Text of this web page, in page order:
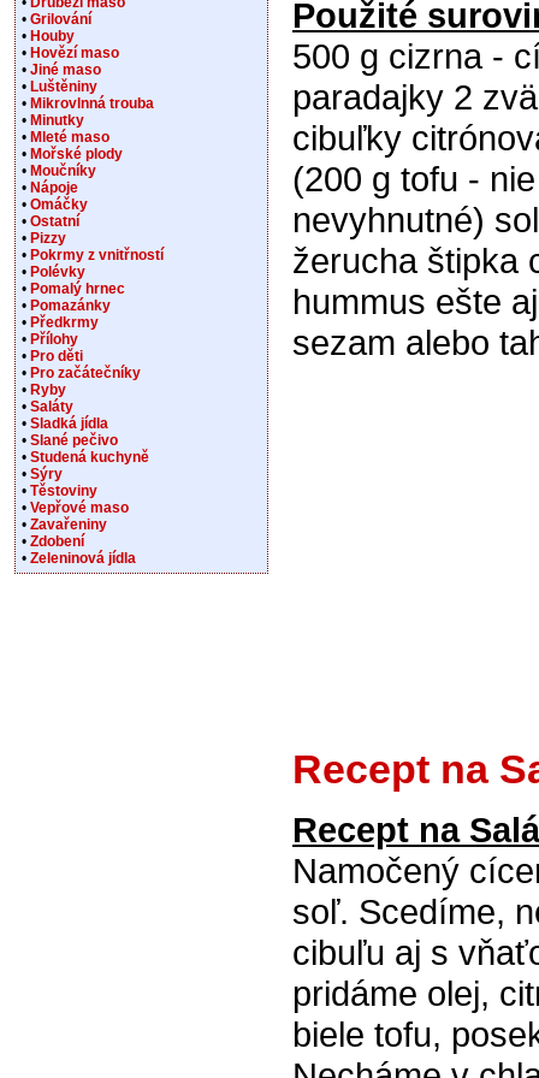
Použité
500 g cizrna -
paradajky 2
cibuľky
(200 g tofu -
nevyhnutné)
žerucha štipka
hummus ešte
sezam alebo
Recept na
Recept na
Namočený
soľ. Scedíme,
cibuľu aj s
pridáme olej,
biele tofu,
• Grilování
• Houby
• Hovězí maso
• Jiné maso
• Luštěniny
• Mikrovlnná trouba
• Minutky
• Mleté maso
• Mořské plody
• Moučníky
• Nápoje
• Omáčky
• Ostatní
• Pizzy
• Pokrmy z vnitřností
• Polévky
• Pomalý hrnec
• Pomazánky
• Předkrmy
• Přílohy
• Pro děti
• Pro začátečníky
• Ryby
• Saláty
• Sladká jídla
• Slané pečivo
• Studená kuchyně
• Sýry
• Těstoviny
• Vepřové maso
• Zavařeniny
• Zdobení
• Zeleninová jídla